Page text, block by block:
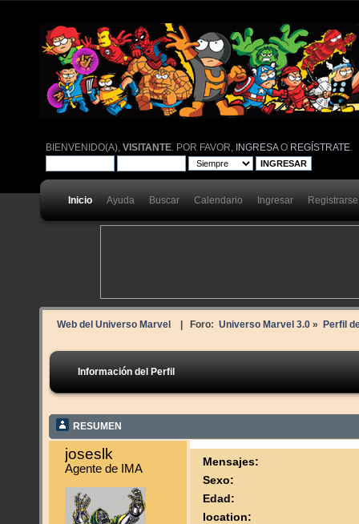
BIENVENIDO(A),VISITANTE . POR FAVOR, INGRESAO REGÍSTRATE
Inicio Ayuda Buscar Calendario Ingresar Registrarse
Web del Universo Marvel | Foro: Universo Marvel 3.0» Perfil
Información del Perfil
RESUMEN
joseslk
Agente de IMA
Mensajes:
Sexo:
Edad:
location: